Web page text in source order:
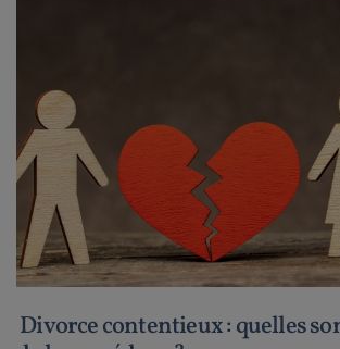
Divorce contentieux : quelles